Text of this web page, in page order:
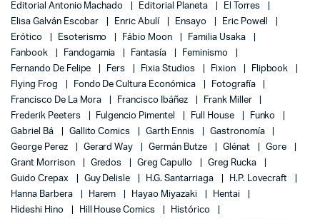
Editorial Antonio Machado
Editorial Planeta
El Torres
Elisa Galván Escobar
Enric Abulí Ensayo
Eric Powell
Erótico
Esoterismo Fábio Moon
Familia Usaka
Fanbook
Fandogamia Fantasía
Feminismo
Fernando De Felipe
Fers Fixia Studios Fixion
Flipbook
Flying Frog
Fondo De Cultura Económica
Fotografía
Francisco De La Mora
Francisco Ibáñez
Frank Miller
Frederik Peeters
Fulgencio Pimentel Full House
Funko
Gabriel Bá
Gallito Comics Garth Ennis
Gastronomía
George Perez
Gerard Way Germán Butze Glénat
Gore
Grant Morrison
Gredos Greg Capullo
Greg Rucka
Guido Crepax
Guy Delisle H.G. Santarriaga
H.P. Lovecraft
Hanna Barbera
Harem Hayao Miyazaki
Hentai
Hideshi Hino
Hill House Comics
Histórico